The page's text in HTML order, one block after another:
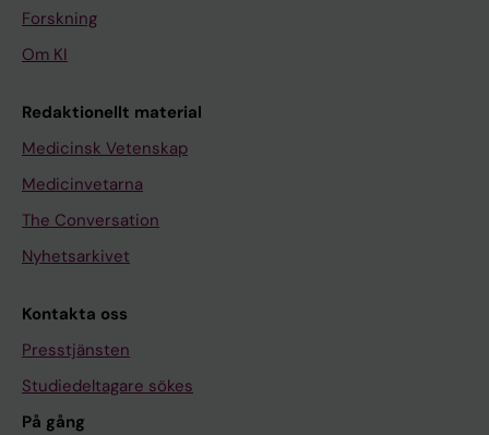
Forskning
Om KI
Redaktionellt material
Medicinsk Vetenskap
Medicinvetarna
The Conversation
Nyhetsarkivet
Kontakta oss
Presstjänsten
Studiedeltagare sökes
På gång